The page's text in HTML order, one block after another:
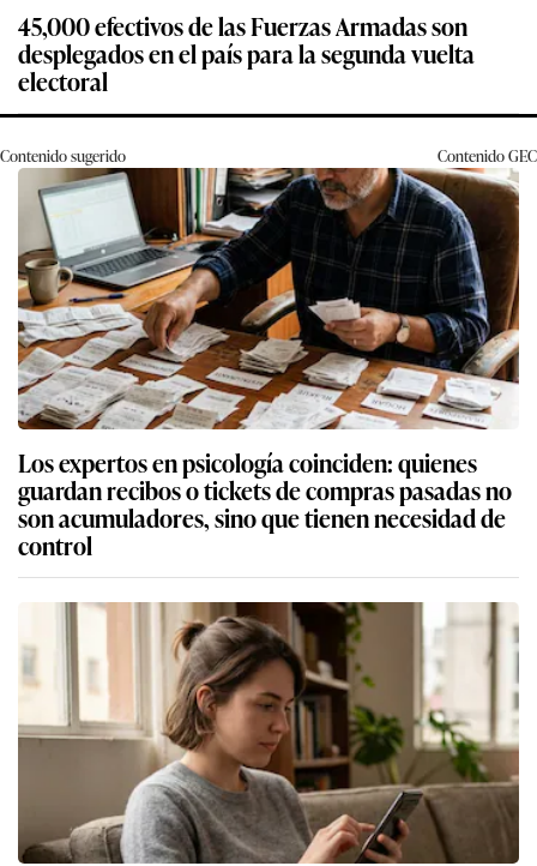
45,000 efectivos de las Fuerzas Armadas son
desplegados en el país para la segunda vuelta
electoral
Contenido sugerido ContenidoGEC
Los expertos en psicología coinciden: quienes
guardan recibos o tickets de compras pasadas no
son acumuladores, sino que tienen necesidad de
control